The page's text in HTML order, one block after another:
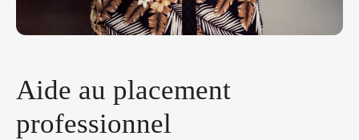
Aide au placement
professionnel